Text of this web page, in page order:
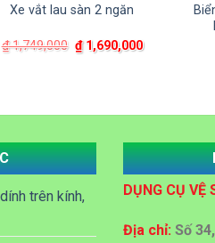
Xe vắt lau sàn 2 ngăn
₫1,749,000 Giá
gốc
₫1,690,000Giá
trên kính,
DỤNG CỤ VỆ
Địa chỉ: Số